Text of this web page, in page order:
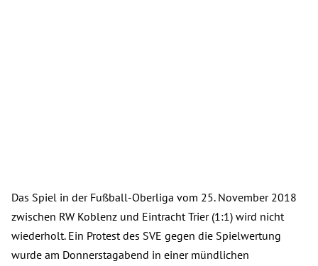
Das Spiel in der Fußball-Oberliga vom 25. November 2018
zwischen RW Koblenz und Eintracht Trier (1:1) wird nicht
wiederholt. Ein Protest des SVE gegen die Spielwertung
wurde am Donnerstagabend in einer mündlichen